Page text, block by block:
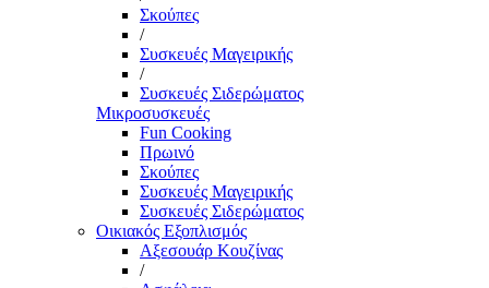
Σκούπες
/
Συσκευές Μαγειρικής
/
Συσκευές Σιδερώματος
Μικροσυσκευές
Fun Cooking
Πρωινό
Σκούπες
Συσκευές Μαγειρικής
Συσκευές Σιδερώματος
Οικιακός Εξοπλισμός
Αξεσουάρ Κουζίνας
/